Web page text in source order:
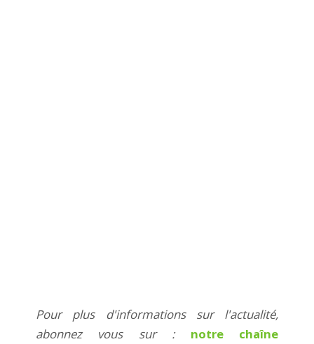
Pour plus d'informations sur l'actualité,
abonnez vous sur : notre chaîne